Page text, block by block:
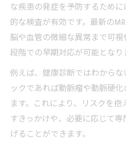
な疾患の発症を予防するため
的な検査が有効です。最新の
脳や血管の微細な異常まで可
段階での早期対応が可能となり
例えば、健康診断ではわから
ックであれば動脈瘤や動脈硬
ます。これにより、リスクを
すきっかけや、必要に応じて
げることができます。